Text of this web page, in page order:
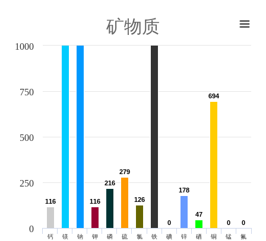
矿物质
116
116 116
116
216
216
279
279
126
126
0
0
178
178
47
47
694
694
0
0 0
0
钙 镁 钠 钾 磷 硫 氯 铁 碘 锌 硒 铜 锰 氟
0
250
500
750
1000